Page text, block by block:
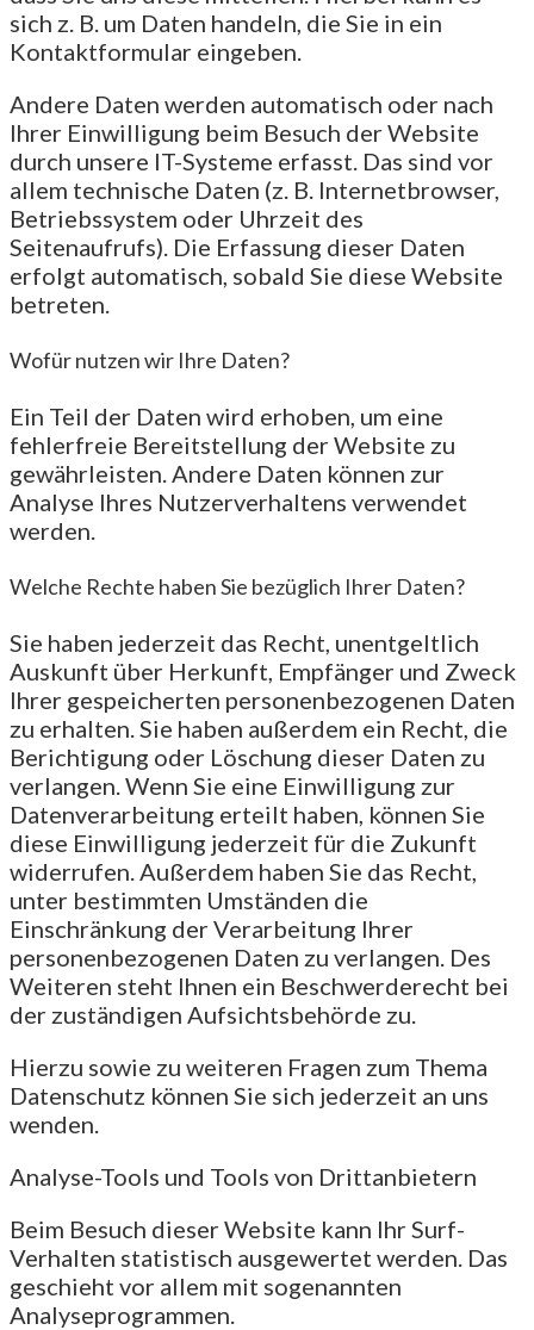
sich z. B. um Daten handeln, die Sie in ein
Kontaktformular eingeben.
Andere Daten werden automatisch oder nach
Ihrer Einwilligung beim Besuch der Website
durch unsere IT-Systeme erfasst. Das sind vor
allem technische Daten (z. B. Internetbrowser,
Betriebssystem oder Uhrzeit des
Seitenaufrufs). Die Erfassung dieser Daten
erfolgt automatisch, sobald Sie diese Website
betreten.
Wofür nutzen wir Ihre Daten?
Ein Teil der Daten wird erhoben, um eine
fehlerfreie Bereitstellung der Website zu
gewährleisten. Andere Daten können zur
Analyse Ihres Nutzerverhaltens verwendet
werden.
Welche Rechte haben Sie bezüglich Ihrer Daten?
Sie haben jederzeit das Recht, unentgeltlich
Auskunft über Herkunft, Empfänger und Zweck
Ihrer gespeicherten personenbezogenen Daten
zu erhalten. Sie haben außerdem ein Recht, die
Berichtigung oder Löschung dieser Daten zu
verlangen. Wenn Sie eine Einwilligung zur
Datenverarbeitung erteilt haben, können Sie
diese Einwilligung jederzeit für die Zukunft
widerrufen. Außerdem haben Sie das Recht,
unter bestimmten Umständen die
Einschränkung der Verarbeitung Ihrer
personenbezogenen Daten zu verlangen. Des
Weiteren steht Ihnen ein Beschwerderecht bei
der zuständigen Aufsichtsbehörde zu.
Hierzu sowie zu weiteren Fragen zum Thema
Datenschutz können Sie sich jederzeit an uns
wenden.
Analyse-Tools und Tools von Dritt­anbietern
Beim Besuch dieser Website kann Ihr Surf-
Verhalten statistisch ausgewertet werden. Das
geschieht vor allem mit sogenannten
Analyseprogrammen.